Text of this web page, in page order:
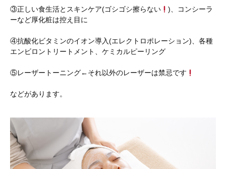
③正しい食生活とスキンケア(ゴシゴシ擦らない
)、コンシーラ
ーなど厚化粧は控え目に
④抗酸化ビタミンのイオン導入(エレクトロポレーション)、各種
エンビロントリートメント、ケミカルピーリング
⑤レーザートーニング←それ以外のレーザーは禁忌です
などがあります。